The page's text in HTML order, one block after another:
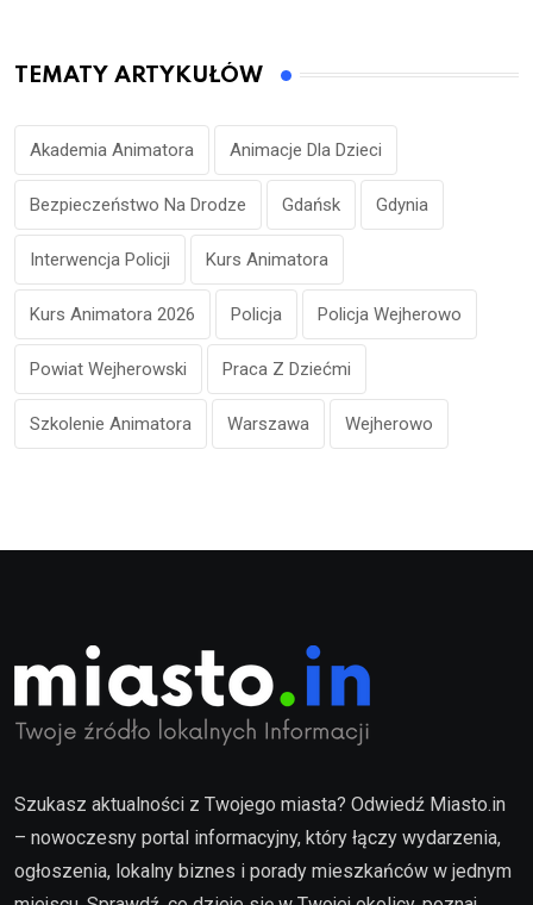
TEMATY ARTYKUŁÓW
Akademia Animatora Animacje Dla Dzieci
Bezpieczeństwo Na Drodze Gdańsk Gdynia
Interwencja Policji Kurs Animatora
Kurs Animatora 2026 Policja Policja Wejherowo
Powiat Wejherowski Praca Z Dziećmi
Szkolenie Animatora Warszawa Wejherowo
Szukasz aktualności z Twojego miasta? Odwiedź Miasto.in
– nowoczesny portal informacyjny, który łączy wydarzenia,
ogłoszenia, lokalny biznes i porady mieszkańców w jednym